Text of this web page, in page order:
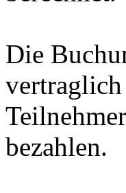
Die
vertraglich
bezahlen.